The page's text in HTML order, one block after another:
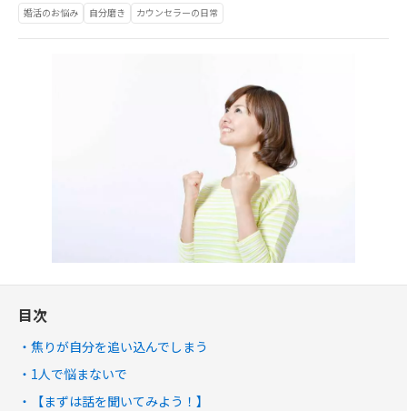
婚活のお悩み 自分磨き カウンセラーの日常
目次
焦りが自分を追い込んでしまう
1人で悩まないで
【まずは話を聞いてみよう！】